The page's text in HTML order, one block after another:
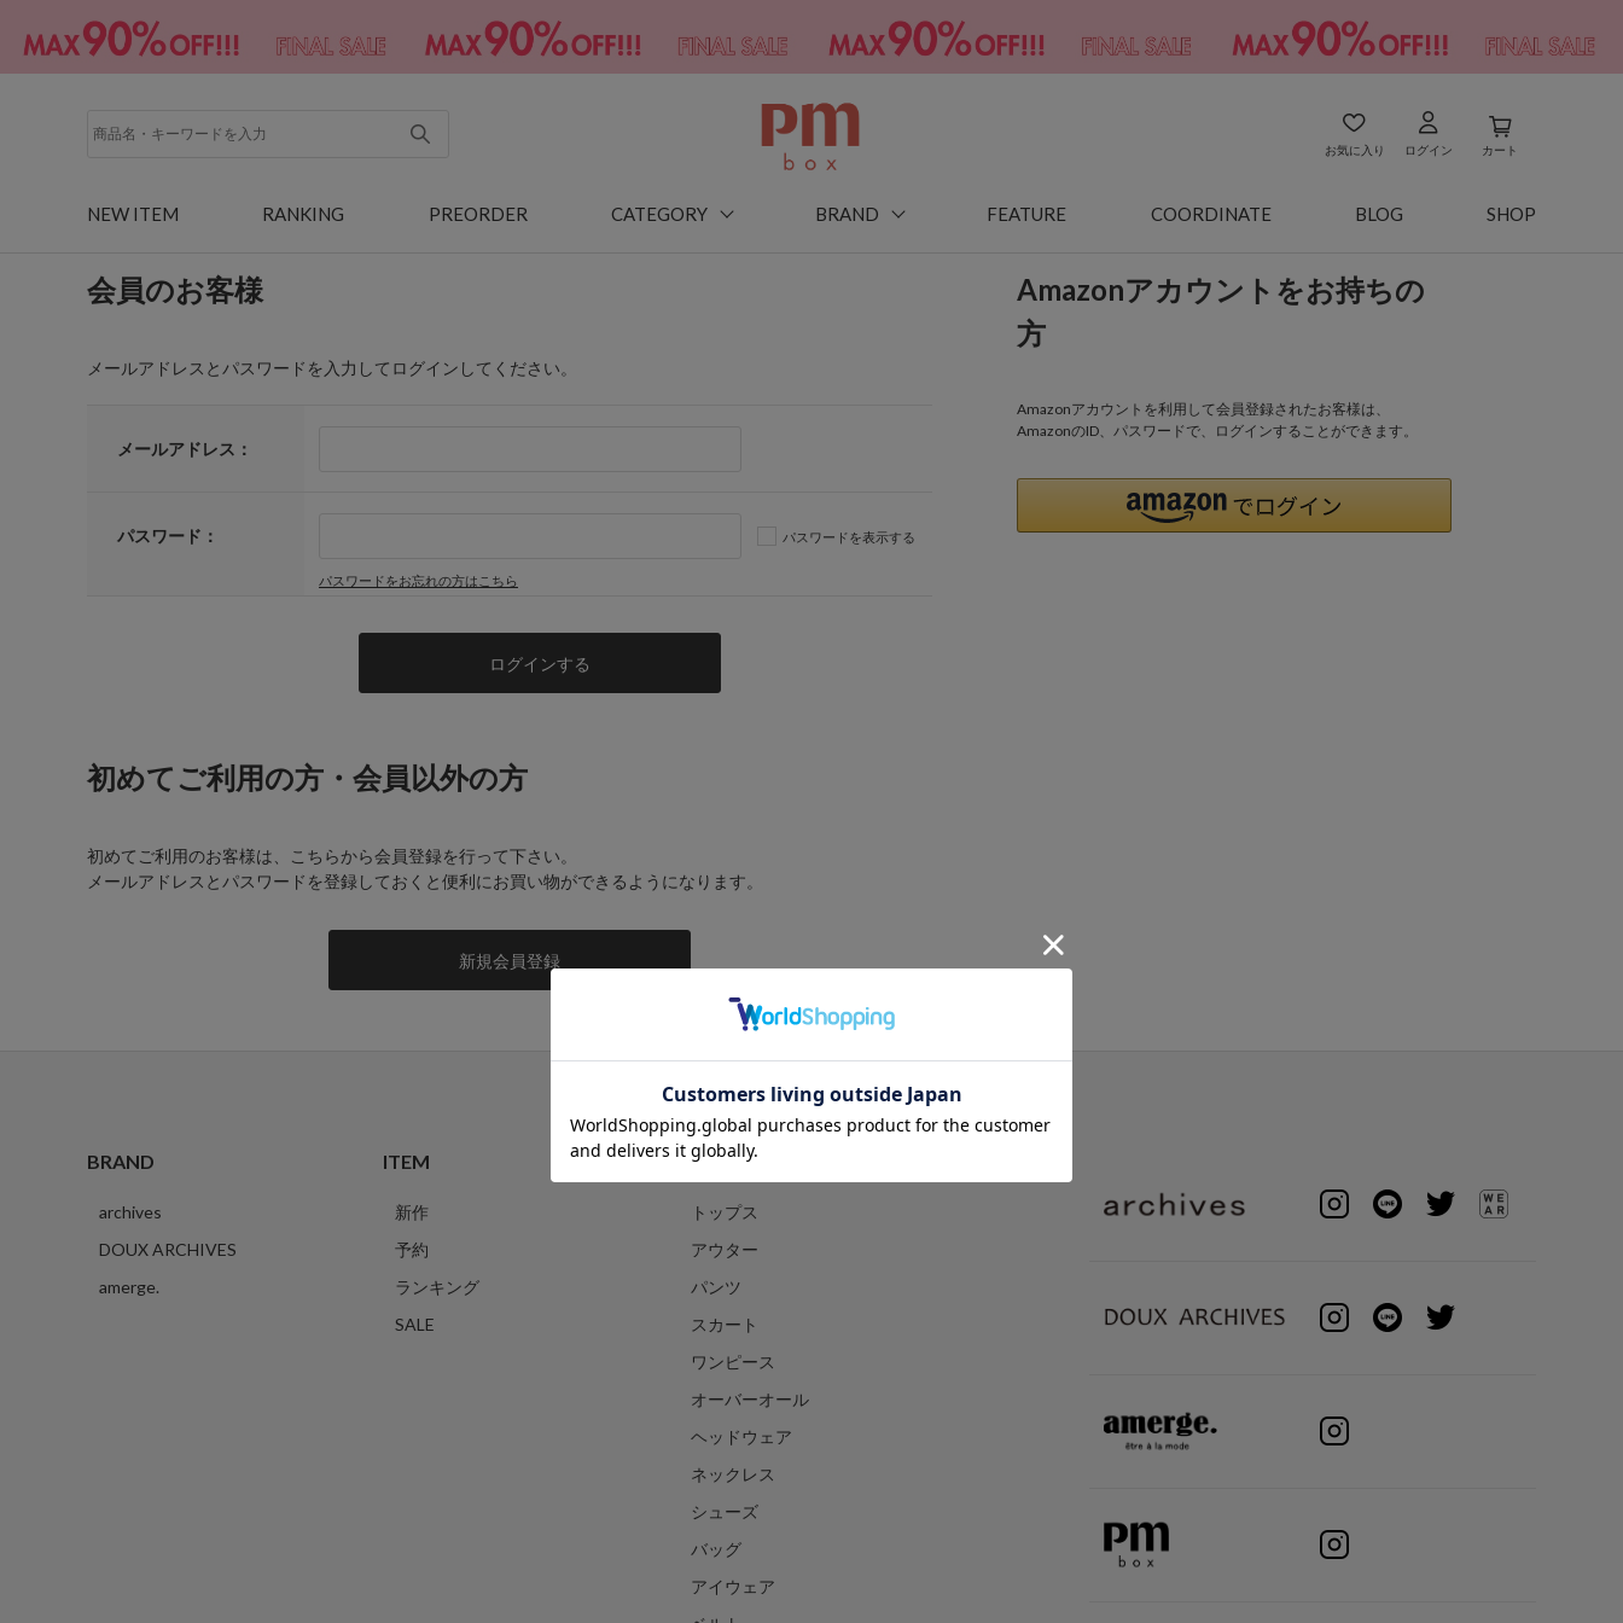
お気に入り ログイン カート
NEW ITEM RANKING PREORDER CATEGORY BRAND FEATURE COORDINATE BLOG SHOP
会員のお客様
メールアドレスとパスワードを入力してログインしてください。
メールアドレス：
パスワード： パスワードを表示する
パスワードをお忘れの方はこちら
Amazonアカウントをお持ちの
方
Amazonアカウントを利用して会員登録されたお客様は、
AmazonのID、パスワードで、ログインすることができます。
初めてご利用の方・会員以外の方
初めてご利用のお客様は、こちらから会員登録を行って下さい。
メールアドレスとパスワードを登録しておくと便利にお買い物ができるようになります。
BRAND
archives
DOUX ARCHIVES
amerge.
ITEM
新作
予約
ランキング
SALE
CATEGORY
トップス
アウター
パンツ
スカート
ワンピース
オーバーオール
ヘッドウェア
ネックレス
シューズ
バッグ
アイウェア